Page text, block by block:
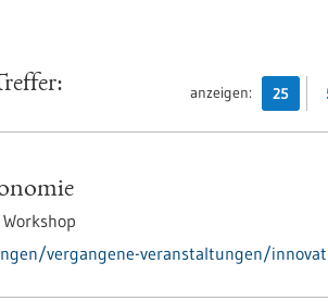
anzeigen: 25
Workshop
vergangene-veranstaltungen/